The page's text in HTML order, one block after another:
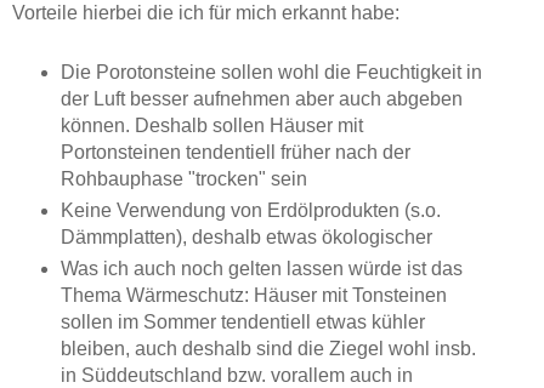
Vorteile hierbei die ich für mich erkannt habe:
Die Porotonsteine sollen wohl die Feuchtigkeit in
der Luft besser aufnehmen aber auch abgeben
können. Deshalb sollen Häuser mit
Portonsteinen tendentiell früher nach der
Rohbauphase "trocken" sein
Keine Verwendung von Erdölprodukten (s.o.
Dämmplatten), deshalb etwas ökologischer
Was ich auch noch gelten lassen würde ist das
Thema Wärmeschutz: Häuser mit Tonsteinen
sollen im Sommer tendentiell etwas kühler
bleiben, auch deshalb sind die Ziegel wohl insb.
in Süddeutschland bzw. vorallem auch in